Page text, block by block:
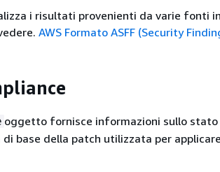
i risultati provenienti da varie fonti in
AWS Formato ASFF (Security
oggetto fornisce informazioni sullo stato
base della patch utilizzata per